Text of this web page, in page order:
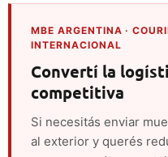
MBE ARGENTINA ·
INTERNACIONAL
Convertí la
competitiva
Si necesitás enviar
al exterior y querés